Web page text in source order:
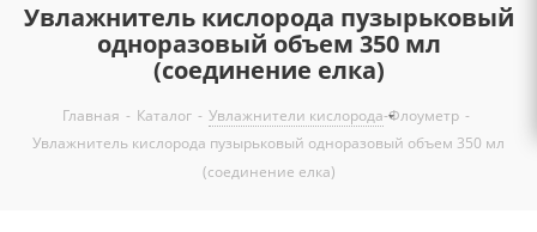
Увлажнитель кислорода пузырьковый
одноразовый объем 350 мл
(соединение елка)
Главная - Каталог - Увлажнители кислорода-Флоуметр -
Увлажнитель кислорода пузырьковый одноразовый объем 350 мл
(соединение елка)